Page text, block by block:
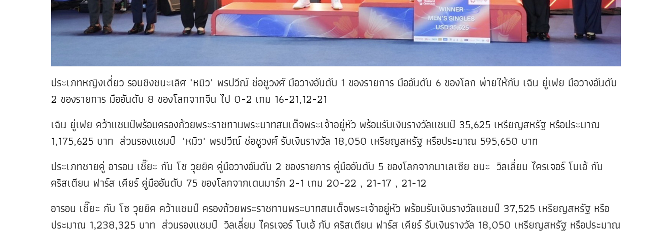
ประเภทหญิงเดี่ยว รอบชิงชนะเลิศ "หมิว" พรปวีณ์ ช่อชูวงศ์ มือวางอันดับ 1 ของรายการ มืออันดับ 6 ของโลก พ่ายให้กับ เฉิน ยู่เฟย มือวางอันดับ
2 ของรายการ มืออันดับ 8 ของโลกจากจีน ไป 0-2 เกม 16-21,12-21
เฉิน ยู่เฟย คว้าแชมป์พร้อมครองถ้วยพระราชทานพระบาทสมเด็จพระเจ้าอยู่หัว พร้อมรับเงินรางวัลแชมป์ 35,625 เหรียญสหรัฐ หรือประมาณ
1,175,625 บาท ส่วนรองแชมป์ "หมิว" พรปวีณ์ ช่อชูวงศ์ รับเงินรางวัล 18,050 เหรียญสหรัฐ หรือประมาณ 595,650 บาท
ประเภทชายคู่ อารอน เชี๊ยะ กับ โซ วุยยิค คู่มือวางอันดับ 2 ของรายการ คู่มืออันดับ 5 ของโลกจากมาเลเซีย ชนะ วิลเลี่ยม ไครเจอร์ โบเอ้ กับ
คริสเตียน ฟาร์ส เคียร์ คู่มืออันดับ 75 ของโลกจากเดนมาร์ก 2-1 เกม 20-22 , 21-17 , 21-12
อารอน เชี๊ยะ กับ โซ วุยยิค คว้าแชมป์ ครองถ้วยพระราชทานพระบาทสมเด็จพระเจ้าอยู่หัว พร้อมรับเงินรางวัลแชมป์ 37,525 เหรียญสหรัฐ หรือ
ประมาณ 1,238,325 บาท ส่วนรองแชมป์ วิลเลี่ยม ไครเจอร์ โบเอ้ กับ คริสเตียน ฟาร์ส เคียร์ รับเงินรางวัล 18,050 เหรียญสหรัฐ หรือประมาณ